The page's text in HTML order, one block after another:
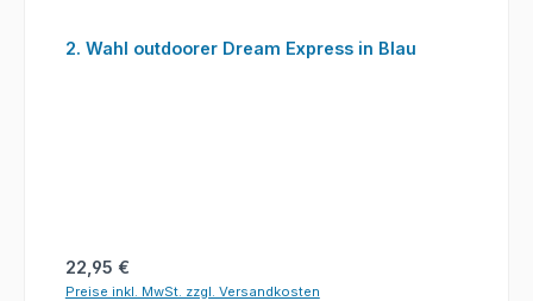
2. Wahl outdoorer Dream Express in Blau
Regulärer Preis:
22,95 €
Preise inkl. MwSt. zzgl. Versandkosten